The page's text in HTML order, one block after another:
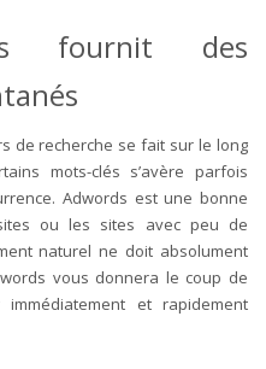
fournit des
de recherche se fait sur le long
mots-clés s’avère parfois
Adwords est une bonne
ou les sites avec peu de
naturel ne doit absolument
vous donnera le coup de
et rapidement